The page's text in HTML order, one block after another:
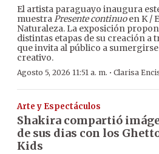
El artista paraguayo inaugura
muestraPresente continuoen K /
Naturaleza. La exposición
distintas etapas de su creación a
que invita al público a
creativo.
Agosto 5, 2026 11:51 a. m. · Clarisa
Arte y Espectáculos
Shakira compartió
de sus dias con los
Kids